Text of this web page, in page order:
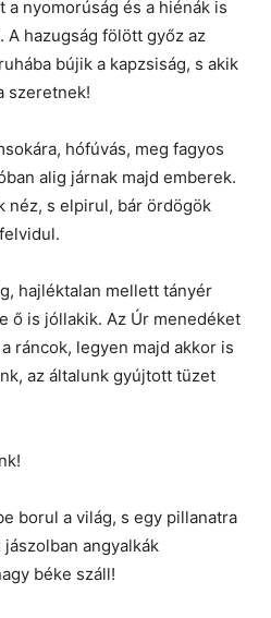
nyomorúság és a hiénák is
A hazugság fölött győz az
bújik a kapzsiság, s akik
szeretnek!
hófúvás, meg fagyos
alig járnak majd emberek.
néz, s elpirul, bár ördögök
hajléktalan mellett tányér
ő is jóllakik. Az Úr menedéket
ráncok, legyen majd akkor is
az általunk gyújtott tüzet
borul a világ, s egy pillanatra
angyalkák
béke száll!